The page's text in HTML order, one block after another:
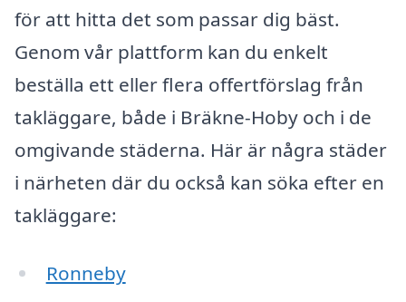
för att hitta det som passar dig bäst.
Genom vår plattform kan du enkelt
beställa ett eller flera offertförslag från
takläggare, både i Bräkne-Hoby och i de
omgivande städerna. Här är några städer
i närheten där du också kan söka efter en
takläggare:
Ronneby